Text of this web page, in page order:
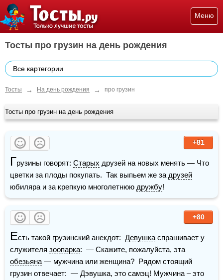
Меню
Тосты про грузин на день рождения
Все картегории
Тосты → На день рождения → про грузин
Тосты про грузин на день рождения
+81
Грузины говорят: Старых друзей на новых менять — Что
цветки за плоды покупать.  Так выпьем же за друзей
юбиляра и за крепкую многолетнюю дружбу!
+80
Есть такой грузинский анекдот: Девушка спрашивает у
служителя зоопарка
обезьяна — мужчина или женщина?  Рядом стоящий
грузин отвечает:  — Дэвушка, это самэц! Мужчина – это